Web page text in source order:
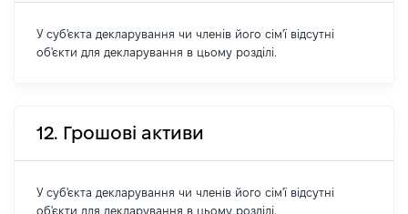
У суб'єкта декларування чи членів його сім'ї відсутні
об'єкти для декларування в цьому розділі.
12. Грошові активи
У суб'єкта декларування чи членів його сім'ї відсутні
об'єкти для декларування в цьому розділі.